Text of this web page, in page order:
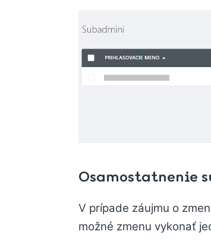
Osamostatnenie
V prípade záujmu o
možné zmenu vykonať